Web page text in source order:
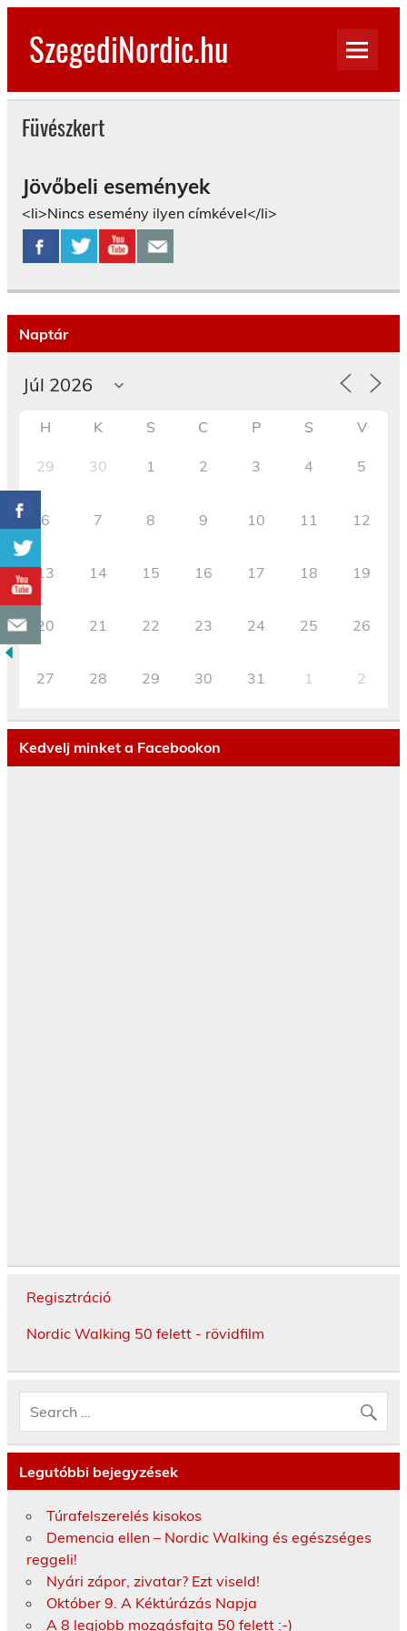
Skip
contentSzegediNordic.hu
Füvészkert
Jövőbeli események
<li>Nincs esemény ilyen címkével</li>
Naptár
H K S C P S V
29 30 1 2 3 4 5
6 7 8 9 10 11 12
13 14 15 16 17 18 19
20 21 22 23 24 25 26
27 28 29 30 31 1 2
Kedvelj minket a Facebookon
Regisztráció
Nordic Walking 50 felett - rövidfilm
Legutóbbi bejegyzések
Túrafelszerelés kisokos
Demencia ellen – Nordic Walking és egészséges
reggeli!
Nyári zápor, zivatar? Ezt viseld!
Október 9. A Kéktúrázás Napja
A 8 legjobb mozgásfajta 50 felett :-)